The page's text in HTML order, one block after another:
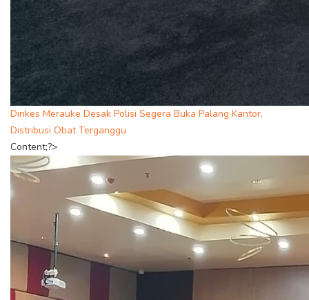
Dinkes Merauke Desak Polisi Segera Buka Palang Kantor,
Distribusi Obat Terganggu
Content;?>